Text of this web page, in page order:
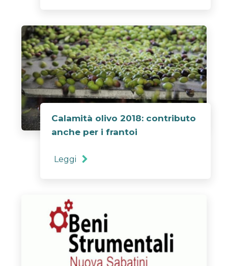
Calamità olivo 2018: contributo
anche per i frantoi
Leggi